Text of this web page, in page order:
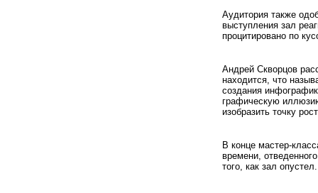
Аудитория также
выступления зал
процитировано по
Андрей Скворцов
находится, что
создания
графическую
изобразить точку
В конце мастер-
времени,
того, как зал опустел.